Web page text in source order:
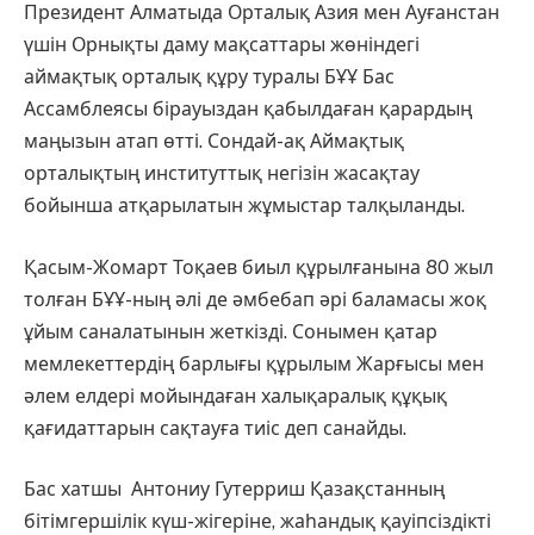
Президент Алматыда Орталық Азия мен Ауғанстан
үшін Орнықты даму мақсаттары жөніндегі
аймақтық орталық құру туралы БҰҰ Бас
Ассамблеясы бірауыздан қабылдаған қарардың
маңызын атап өтті. Сондай-ақ Аймақтық
орталықтың институттық негізін жасақтау
бойынша атқарылатын жұмыстар талқыланды.
Қасым-Жомарт Тоқаев биыл құрылғанына 80 жыл
толған БҰҰ-ның әлі де әмбебап әрі баламасы жоқ
ұйым саналатынын жеткізді. Сонымен қатар
мемлекеттердің барлығы құрылым Жарғысы мен
әлем елдері мойындаған халықаралық құқық
қағидаттарын сақтауға тиіс деп санайды.
Бас хатшы Антониу Гутерриш Қазақстанның
бітімгершілік күш-жігеріне, жаһандық қауіпсіздікті